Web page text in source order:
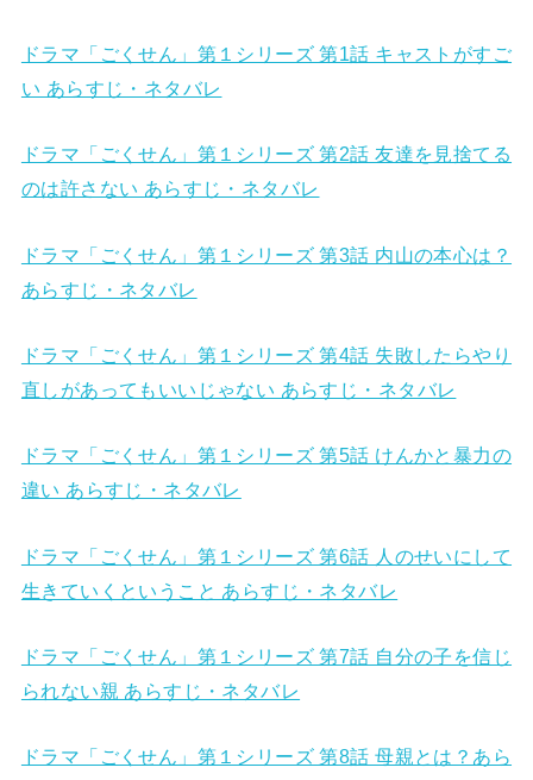
ドラマ「ごくせん」第１シリーズ 第1話 キャストがすご
い あらすじ・ネタバレ
ドラマ「ごくせん」第１シリーズ 第2話 友達を見捨てる
のは許さない あらすじ・ネタバレ
ドラマ「ごくせん」第１シリーズ 第3話 内山の本心は？
あらすじ・ネタバレ
ドラマ「ごくせん」第１シリーズ 第4話 失敗したらやり
直しがあってもいいじゃない あらすじ・ネタバレ
ドラマ「ごくせん」第１シリーズ 第5話 けんかと暴力の
違い あらすじ・ネタバレ
ドラマ「ごくせん」第１シリーズ 第6話 人のせいにして
生きていくということ あらすじ・ネタバレ
ドラマ「ごくせん」第１シリーズ 第7話 自分の子を信じ
られない親 あらすじ・ネタバレ
ドラマ「ごくせん」第１シリーズ 第8話 母親とは？あら